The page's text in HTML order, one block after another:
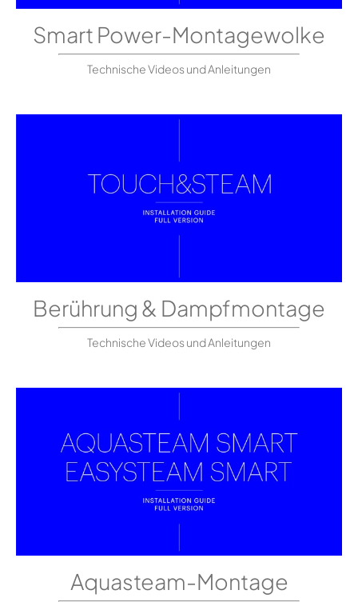
Smart Power-Montagewolke
Technische Videos und Anleitungen
Berührung & Dampfmontage
Technische Videos und Anleitungen
Aquasteam-Montage